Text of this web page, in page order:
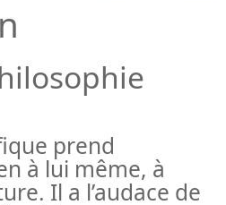
prend
à lui même, à
Il a l’audace de